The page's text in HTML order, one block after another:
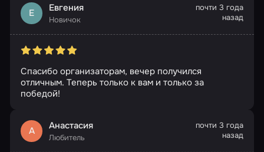
Е Евгения
Новичок
почти 3 года
назад
Спасибо организаторам, вечер получился
отличным. Теперь только к вам и только за
победой!
А Анастасия
Любитель
почти 3 года
назад